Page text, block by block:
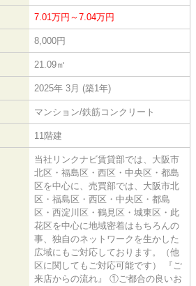
7.01万円～7.04万円
8,000円
21.09㎡
2025年 3月 (築1年)
マンション/鉄筋コンクリート
11階建
当社リンクナビ賃貸部では、大阪市
北区・福島区・西区・中央区・都島
区を中心に、売買部では、大阪市北
区・福島区・西区・中央区・都島
区・西淀川区・鶴見区・城東区・此
花区を中心に地域密着はもちろんの
事、独自のネットワークを生かした
広域にもご対応しております。（他
区に関してもご対応可能です） 『ご
来店からの流れ』 ①ご都合の良いお